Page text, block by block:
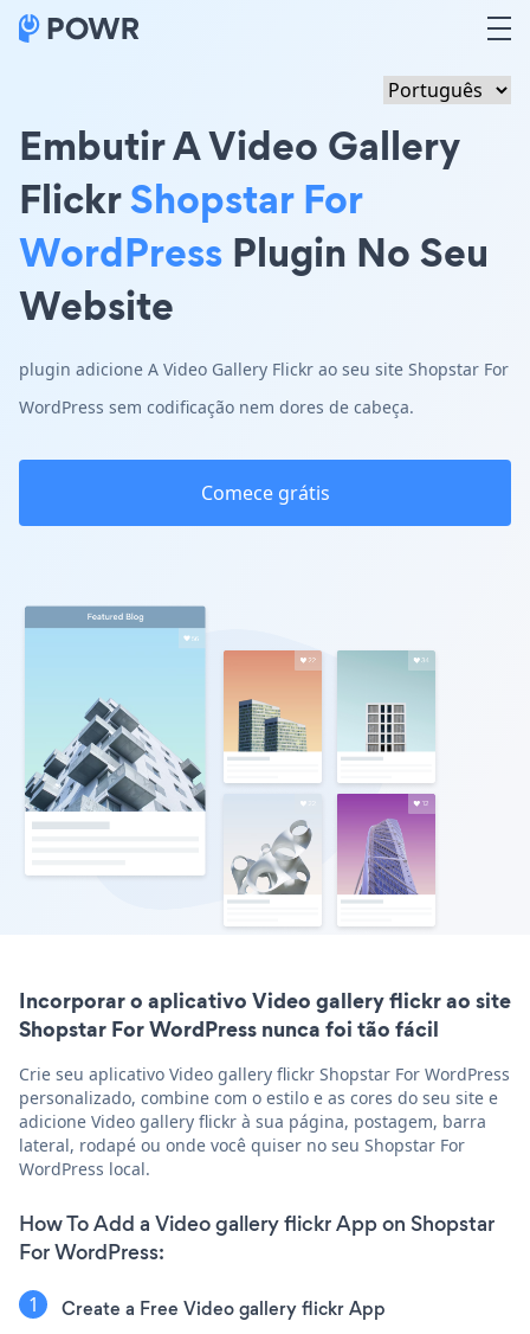
Embutir A Video Gallery
FlickrShopstar For
WordPress Plugin No Seu
Website
plugin adicione A Video Gallery Flickr ao seu site Shopstar For
WordPress sem codificação nem dores de cabeça.
Comece grátis
Incorporar o aplicativo Video gallery flickr ao site
Shopstar For WordPress nunca foi tão fácil
Crie seu aplicativo Video gallery flickr Shopstar For WordPress
personalizado, combine com o estilo e as cores do seu site e
adicione Video gallery flickr à sua página, postagem, barra
lateral, rodapé ou onde você quiser no seu Shopstar For
WordPress local.
How To Add a Video gallery flickr App on Shopstar
For WordPress:
Create a Free Video gallery flickr App